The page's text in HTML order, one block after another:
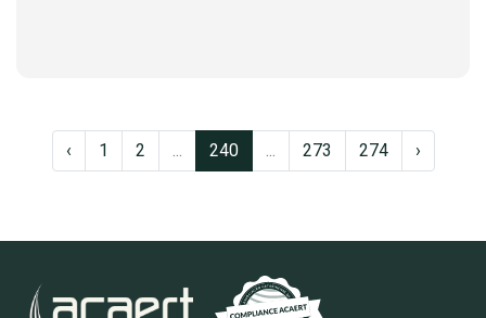
‹ 1 2 ... 240 ... 273 274 ›